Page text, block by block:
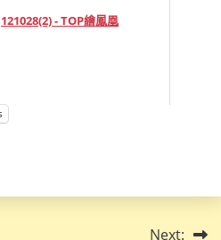
121028(2) - TOP繪鳳凰
Next: